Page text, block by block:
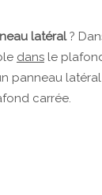
latéral?
dans le
panneau
carrée.